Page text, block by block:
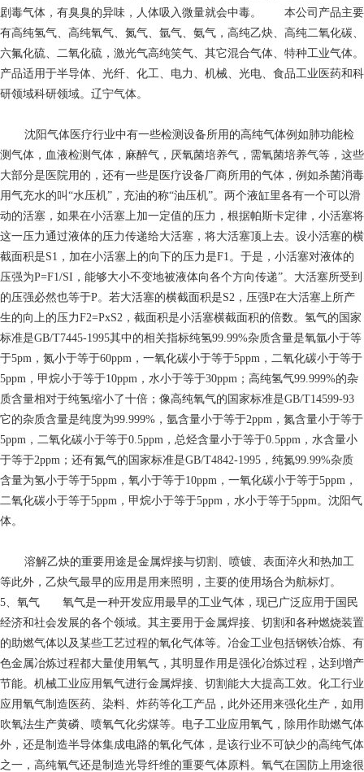
剧毒气体，有臭臭的异味，人体吸入微量就会中毒。 本公司产品主要
有高纯氢气、高纯氧气、氮气、氩气、氨气，高纯乙炔、高纯二氧化碳、
六氟化硫、二氧化硫，激光气高纯笑气、其它混合气体、特种工业气体。
产品适用于半导体、光纤、化工、电力、机械、光电、食品工业医药和科
研领域科研领域。辽宁气体。
沈阳气体医疗行业中有一些检测设备所用的高纯气体例如肺功能检
测气体，血液检测气体，麻醉气，厌氧菌培养气，需氧菌培养气等，这些
大部分是医院用的，还有一些是医疗设备厂商所用的气体，例如杀菌消毒
用气充水的叫“水压机”，充油的称“油压机”。两个液缸里各有一个可以滑
动的活塞，如果在小活塞上加一定值的压力，根据帕斯卡定律，小活塞将
这一压力通过液体的压力传递给大活塞，将大活塞顶上去。设小活塞的横
截面积是S1，加在小活塞上的向下的压力是F1。于是，小活塞对液体的
压强为P=F1/SI，能够大小不变地被液体向各个方向传递”。大活塞所受到
的压强必然也等于P。若大活塞的横截面积是S2，压强P在大活塞上所产
生的向上的压力F2=PxS2，截面积是小活塞横截面积的倍数。氢气的国家
标准是GB/T7445-1995其中的相关指标纯氢99.99%杂质含量是氧氩小于等
于5pm，氮小于等于60ppm，一氧化碳小于等于5ppm，二氧化碳小于等于
5ppm，甲烷小于等于10ppm，水小于等于30ppm；高纯氢气99.999%的杂
质含量相对于纯氢缩小了十倍；像高纯氧气的国家标准是GB/T14599-93
它的杂质含量是纯度为99.999%，氩含量小于等于2ppm，氮含量小于等于
5ppm，二氧化碳小于等于0.5ppm，总烃含量小于等于0.5ppm，水含量小
于等于2ppm；还有氮气的国家标准是GB/T4842-1995，纯氮99.99%杂质
含量为氢小于等于5ppm，氧小于等于10ppm，一氧化碳小于等于5ppm，
二氧化碳小于等于5ppm，甲烷小于等于5ppm，水小于等于5ppm。沈阳气
体。
溶解乙炔的重要用途是金属焊接与切割、喷镀、表面淬火和热加工
等此外，乙炔气最早的应用是用来照明，主要的使用场合为航标灯。
5、氧气 氧气是一种开发应用最早的工业气体，现已广泛应用于国民
经济和社会发展的各个领域。其主要用于金属焊接、切割和各种燃烧装置
的助燃气体以及某些工艺过程的氧化气体等。冶金工业包括钢铁冶炼、有
色金属冶炼过程都大量使用氧气，其明显作用是强化冶炼过程，达到增产
节能。机械工业应用氧气进行金属焊接、切割能大大提高工效。化工行业
应用氧气制造医药、染料、炸药等化工产品，此外还用来强化生产，如用
吹氧法生产黄磷、喷氧气化劣煤等。电子工业应用氧气，除用作助燃气体
外，还是制造半导体集成电路的氧化气体，是该行业不可缺少的高纯气体
之一，高纯氧气还是制造光导纤维的重要气体原料。氧气在国防上用途很